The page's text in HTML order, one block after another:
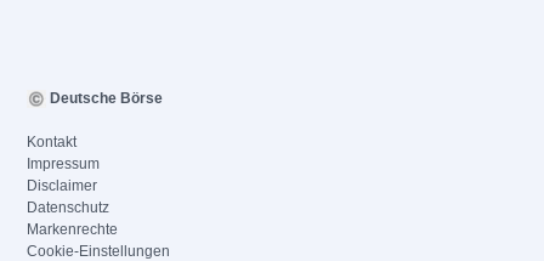
Deutsche Börse
Kontakt
Impressum
Disclaimer
Datenschutz
Markenrechte
Cookie-Einstellungen